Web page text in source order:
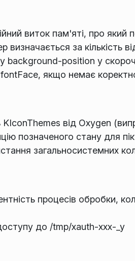
виток пам'яті, про
визначається за
background-position у
якщо немає
KIconThemes від Oxygen
позначеного стану для
загальносистемних
процесів обробки,
до /tmp/xauth-xxx-_y